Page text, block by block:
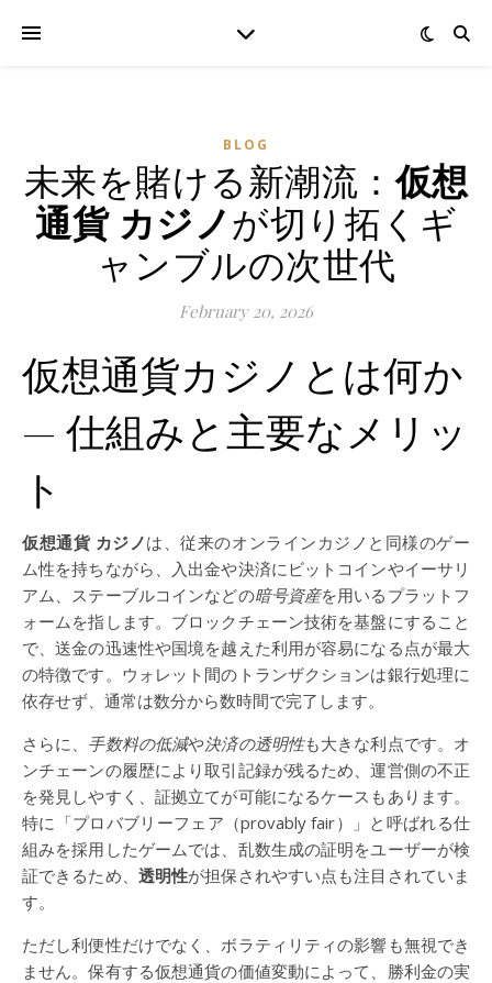
BLOG
未来を賭ける新潮流：仮想
通貨 カジノが切り拓くギ
ャンブルの次世代
February 20, 2026
仮想通貨カジノとは何か
— 仕組みと主要なメリッ
ト
仮想通貨 カジノは、従来のオンラインカジノと同様のゲー
ム性を持ちながら、入出金や決済にビットコインやイーサリ
アム、ステーブルコインなどの暗号資産を用いるプラットフ
ォームを指します。ブロックチェーン技術を基盤にすること
で、送金の迅速性や国境を越えた利用が容易になる点が最大
の特徴です。ウォレット間のトランザクションは銀行処理に
依存せず、通常は数分から数時間で完了します。
さらに、 手数料の低減や決済の透明性も大きな利点です。オ
ンチェーンの履歴により取引記録が残るため、運営側の不正
を発見しやすく、証拠立てが可能になるケースもあります。
特に「プロバブリーフェア（provably fair）」と呼ばれる仕
組みを採用したゲームでは、乱数生成の証明をユーザーが検
証できるため、 透明性が担保されやすい点も注目されていま
す。
ただし利便性だけでなく、ボラティリティの影響も無視でき
ません。保有する仮想通貨の価値変動によって、勝利金の実